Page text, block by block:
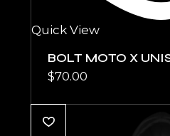
Quick View
BOLT MOTO X
$70.00